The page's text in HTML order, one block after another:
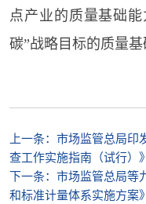
点产业的质量基础
碳”战略目标的质量基
上一条： 市场监管总局印
查工作实施指南（试行）》
下一条： 市场监管总局等
和标准计量体系实施方案》